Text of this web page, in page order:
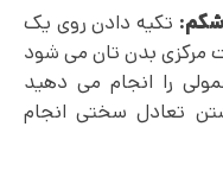
شکم: تکیه دادن روی یک
بدن تان می شود
را انجام می دهید
تعادل سختی انجام